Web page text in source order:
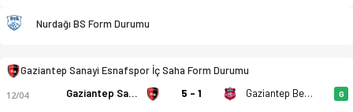
Nurdağı BS Form Durumu
Gaziantep Sanayi Esnafspor İç Saha Form Durumu
12/04 Gaziantep Sanayi Esnafspor 5 - 1 Gaziantep Beykentgücü G